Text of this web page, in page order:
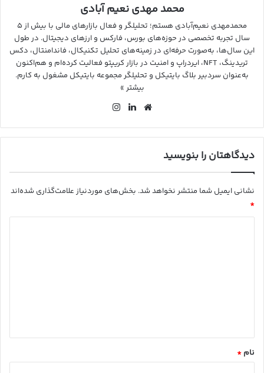
محمد مهدی نعیم آبادی
محمدمهدی نعیم‌آبادی هستم؛ تحلیلگر و فعال بازارهای مالی با بیش از ۵
سال تجربه تخصصی در حوزه‌های بورس، فارکس و ارزهای دیجیتال. در طول
این سال‌ها، به‌صورت حرفه‌ای در زمینه‌های تحلیل تکنیکال، فاندامنتال، دکس
تریدینگ، NFT، ایردراپ و امنیت در بازار کریپتو فعالیت کرده‌ام و هم‌اکنون
به‌عنوان سردبیر بلاگ بایتیکل و تحلیلگر مجموعه بایتیکل مشغول به کارم.
بیشتر »
وب
ت
لین
ین گرا
دیدگاهتان را بنویسید
نشانی ایمیل شما منتشر نخواهد شد. بخش‌های موردنیاز علامت‌گذاری شده‌اند
*
نام *